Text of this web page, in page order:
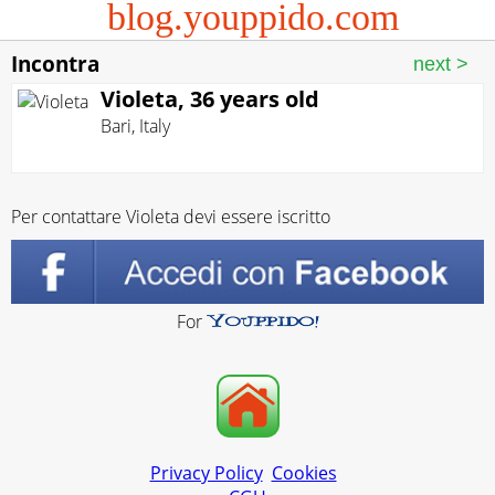
blog.youppido.com
Incontra
Violeta, 36 years old
Bari, Italy
Per contattare Violeta devi essere iscritto
For
Privacy Policy Cookies